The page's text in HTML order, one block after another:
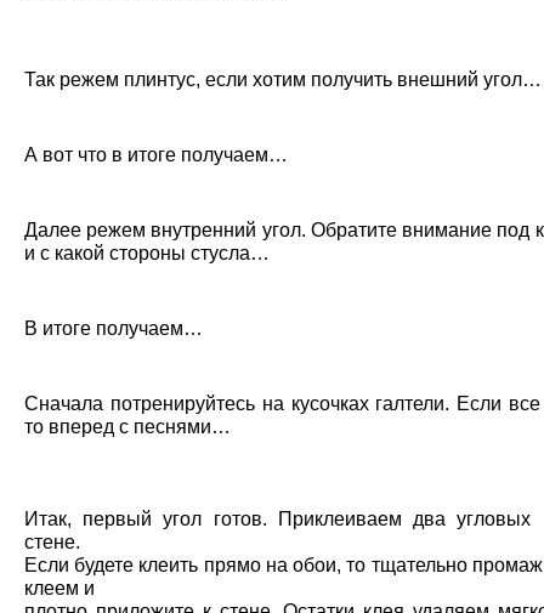
Так режем плинтус, если хотим получить внешний угол…
А вот что в итоге получаем…
Далее режем внутренний угол. Обратите внимание под
и с какой стороны стусла…
В итоге получаем…
Сначала потренируйтесь на кусочках галтели. Если
то вперед с песнями…
Итак, первый угол готов. Приклеиваем два угловых
стене.
Если будете клеить прямо на обои, то тщательно
клеем и